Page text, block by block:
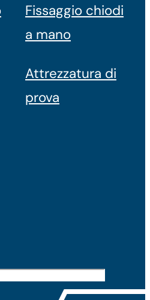
Fissaggio chiodi
a mano
Attrezzatura di
prova